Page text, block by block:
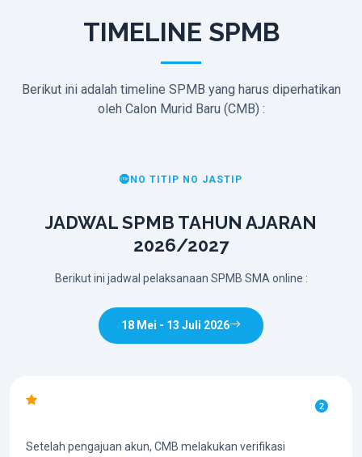
TIMELINE SPMB
Berikut ini adalah timeline SPMB yang harus diperhatikan
oleh Calon Murid Baru (CMB) :
NO TITIP NO JASTIP
JADWAL SPMB TAHUN AJARAN
2026/2027
Berikut ini jadwal pelaksanaan SPMB SMA online :
18 Mei - 13 Juli 2026
Setelah pengajuan akun, CMB melakukan verifikasi